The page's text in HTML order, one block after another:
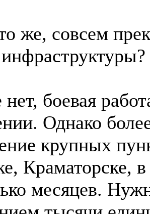
же, совсем
боевая
Однако
крупных
Краматорске,
месяцев.